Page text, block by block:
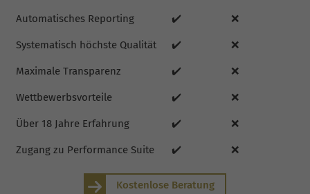
Automatisches Reporting ✔️ ❌
Systematisch höchste Qualität ✔️ ❌
Maximale Transparenz ✔️ ❌
Wettbewerbsvorteile ✔️ ❌
Über 18 Jahre Erfahrung ✔️ ❌
Zugang zu Performance Suite ✔️ ❌
Kostenlose Beratung
Sales Manager
Hallo, willkommen bei